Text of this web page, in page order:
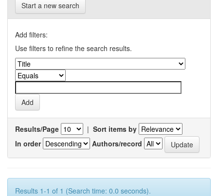
Start a new search
Add filters:
Use filters to refine the search results.
Results/Page | Sort items by
In order
Authors/record
Results 1-1 of 1 (Search time: 0.0 seconds).